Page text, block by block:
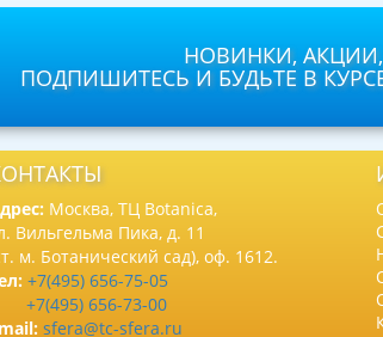
НОВИНКИ,
ПОДПИШИТЕСЬ И БУДЬТЕ В
Москва, ТЦ Botanica,
Вильгельма Пика, д. 11
м. Ботанический сад), оф. 1612.
+7(495) 656-75-05
+7(495) 656-73-00
sfera@tc-sfera.ru